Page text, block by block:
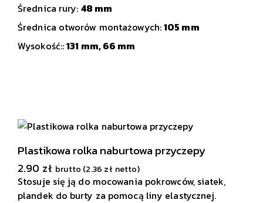
Średnica rury: 48 mm
Średnica otworów montażowych:105 mm
Wysokość::131 mm,66 mm
Plastikowa rolka naburtowa przyczepy
2.90 zł brutto (2.36 zł netto)
Stosuje się ją do mocowania pokrowców, siatek,
plandek do burty za pomocą liny elastycznej.